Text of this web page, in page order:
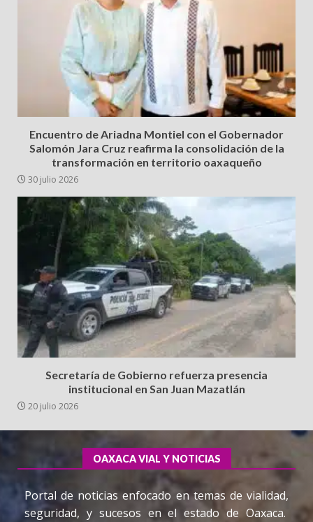
Encuentro de Ariadna Montiel con el Gobernador
Salomón Jara Cruz reafirma la consolidación de la
transformación en territorio oaxaqueño
30 julio 2026
Secretaría de Gobierno refuerza presencia
institucional en San Juan Mazatlán
20 julio 2026
OAXACA VIAL Y NOTICIAS
Portal de noticias enfocado en temas de vialidad,
seguridad, y sucesos en el estado de Oaxaca.